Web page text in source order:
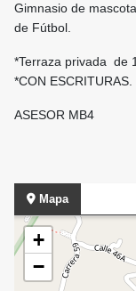
Gimnasio de
de Fútbol.
*Terraza privada de
*CON ESCRITURAS.
ASESOR MB4
Mapa
+
−